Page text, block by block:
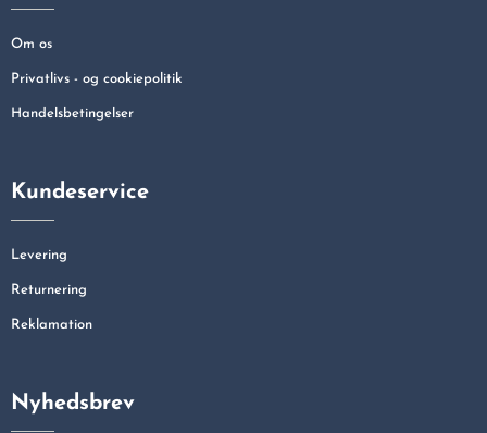
Om os
Privatlivs - og cookiepolitik
Handelsbetingelser
Kundeservice
Levering
Returnering
Reklamation
Nyhedsbrev